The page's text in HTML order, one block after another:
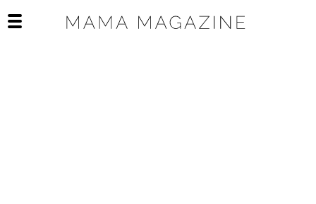
Open het mobiele menu